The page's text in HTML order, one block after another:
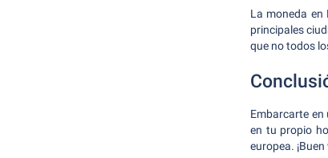
La moneda en
principales
que no todos
Embarcarte
en tu propio
europea. ¡Buen